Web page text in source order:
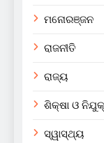
ମନୋରଞ୍ଜନ
ରାଜନୀତି
ରାଜ୍ୟ
ଶିକ୍ଷା ଓ
ସ୍ୱାସ୍ଥ୍ୟ